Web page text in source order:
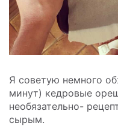
Я советую немного
минут) кедровые
необязательно-
сырым.